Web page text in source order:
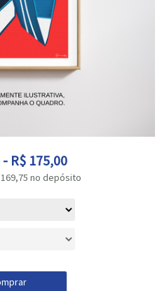
- R$ 175,00
169,75 no depósito